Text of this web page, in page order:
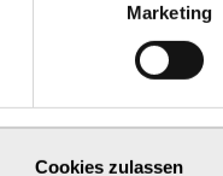
Marketing
Cookies zulassen